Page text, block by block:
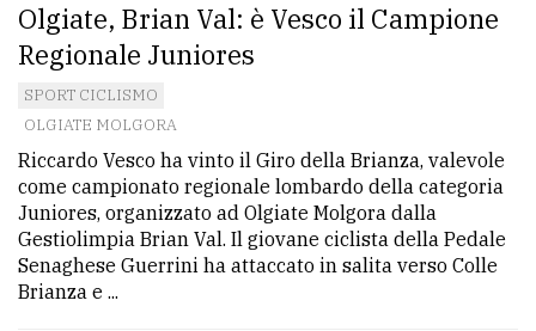
Olgiate, Brian Val: è Vesco il Campione
Regionale Juniores
SPORT CICLISMO
OLGIATE MOLGORA
Riccardo Vesco ha vinto il Giro della Brianza, valevole
come campionato regionale lombardo della categoria
Juniores, organizzato ad Olgiate Molgora dalla
Gestiolimpia Brian Val. Il giovane ciclista della Pedale
Senaghese Guerrini ha attaccato in salita verso Colle
Brianza e ...